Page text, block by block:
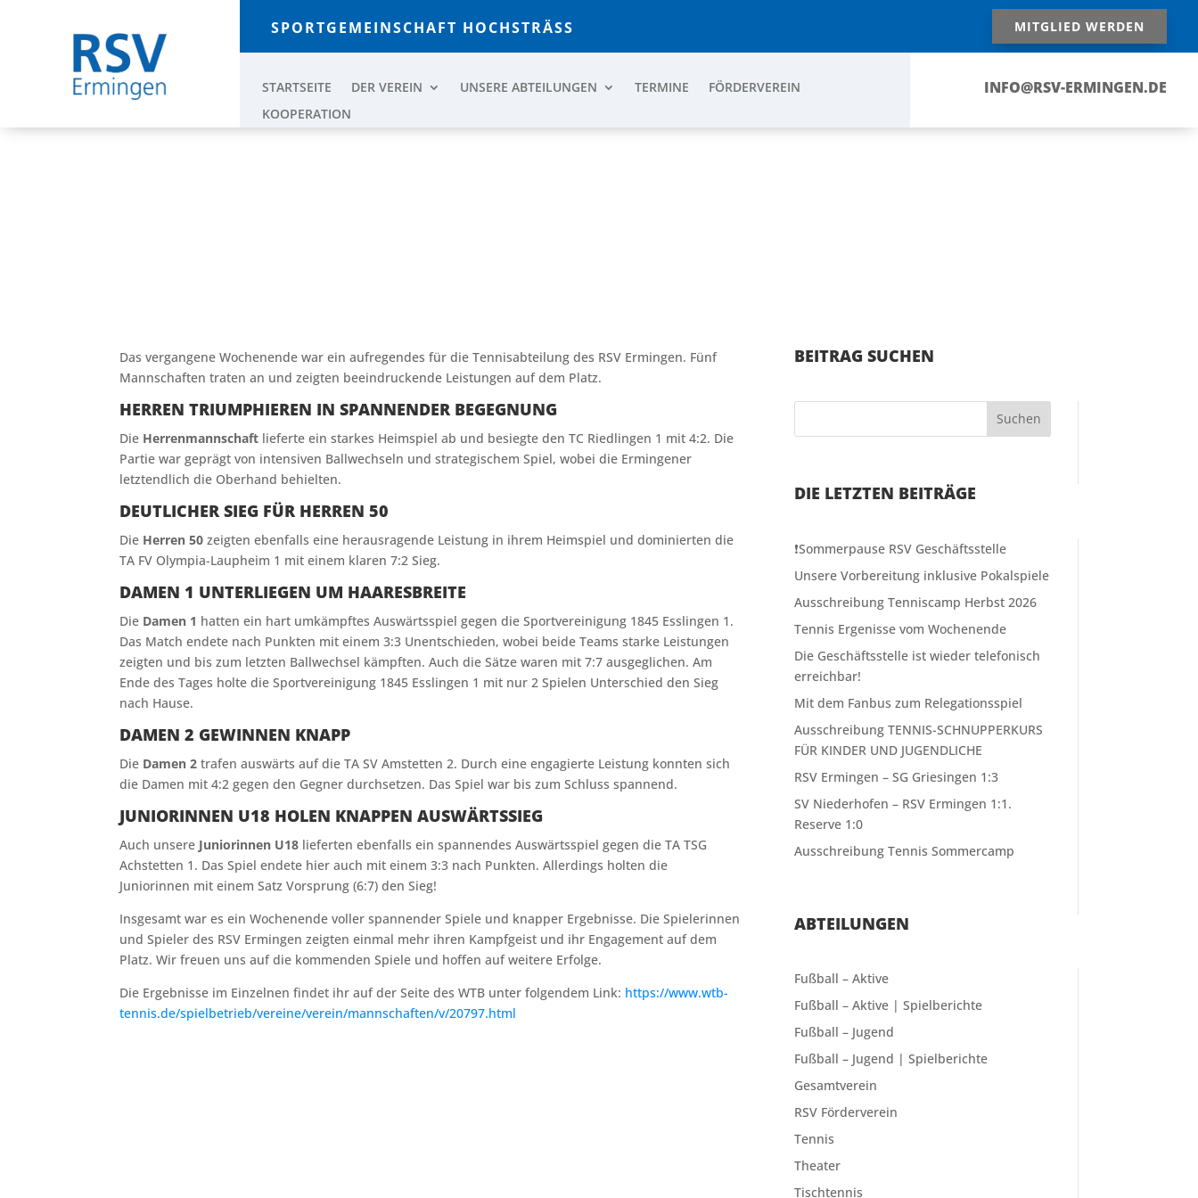
SPORTGEMEINSCHAFT HOCHSTRÄSS MITGLIED WERDEN
STARTSEITE DER VEREIN UNSERE ABTEILUNGEN TERMINE
FÖRDERVEREIN
KOOPERATION
INFO@RSV-ERMINGEN.DE
Das vergangene Wochenende war ein aufregendes für die Tennisabteilung des RSV Ermingen. Fünf
Mannschaften traten an und zeigten beeindruckende Leistungen auf dem Platz.
HERREN TRIUMPHIEREN IN SPANNENDER BEGEGNUNG
Die Herrenmannschaft lieferte ein starkes Heimspiel ab und besiegte den TC Riedlingen 1 mit 4:2. Die
Partie war geprägt von intensiven Ballwechseln und strategischem Spiel, wobei die Ermingener
letztendlich die Oberhand behielten.
DEUTLICHER SIEG FÜR HERREN 50
Die Herren 50 zeigten ebenfalls eine herausragende Leistung in ihrem Heimspiel und dominierten die
TA FV Olympia-Laupheim 1 mit einem klaren 7:2 Sieg.
DAMEN 1 UNTERLIEGEN UM HAARESBREITE
Die Damen 1 hatten ein hart umkämpftes Auswärtsspiel gegen die Sportvereinigung 1845 Esslingen 1.
Das Match endete nach Punkten mit einem 3:3 Unentschieden, wobei beide Teams starke Leistungen
zeigten und bis zum letzten Ballwechsel kämpften. Auch die Sätze waren mit 7:7 ausgeglichen. Am
Ende des Tages holte die Sportvereinigung 1845 Esslingen 1 mit nur 2 Spielen Unterschied den Sieg
nach Hause.
DAMEN 2 GEWINNEN KNAPP
Die Damen 2 trafen auswärts auf die TA SV Amstetten 2. Durch eine engagierte Leistung konnten sich
die Damen mit 4:2 gegen den Gegner durchsetzen. Das Spiel war bis zum Schluss spannend.
JUNIORINNEN U18 HOLEN KNAPPEN AUSWÄRTSSIEG
Auch unsere Juniorinnen U18 lieferten ebenfalls ein spannendes Auswärtsspiel gegen die TA TSG
Achstetten 1. Das Spiel endete hier auch mit einem 3:3 nach Punkten. Allerdings holten die
Juniorinnen mit einem Satz Vorsprung (6:7) den Sieg!
Insgesamt war es ein Wochenende voller spannender Spiele und knapper Ergebnisse. Die Spielerinnen
und Spieler des RSV Ermingen zeigten einmal mehr ihren Kampfgeist und ihr Engagement auf dem
Platz. Wir freuen uns auf die kommenden Spiele und hoffen auf weitere Erfolge.
Die Ergebnisse im Einzelnen findet ihr auf der Seite des WTB unter folgendem Link: https://www.wtb-
tennis.de/spielbetrieb/vereine/verein/mannschaften/v/20797.html
BEITRAG SUCHEN
Suchen
DIE LETZTEN BEITRÄGE
❗️Sommerpause RSV Geschäftsstelle
Unsere Vorbereitung inklusive Pokalspiele
Ausschreibung Tenniscamp Herbst 2026
Tennis Ergenisse vom Wochenende
Die Geschäftsstelle ist wieder telefonisch
erreichbar!
Mit dem Fanbus zum Relegationsspiel
Ausschreibung TENNIS-SCHNUPPERKURS
FÜR KINDER UND JUGENDLICHE
RSV Ermingen – SG Griesingen 1:3
SV Niederhofen – RSV Ermingen 1:1.
Reserve 1:0
Ausschreibung Tennis Sommercamp
ABTEILUNGEN
Fußball – Aktive
Fußball – Aktive | Spielberichte
Fußball – Jugend
Fußball – Jugend | Spielberichte
Gesamtverein
RSV Förderverein
Tennis
Theater
Tischtennis